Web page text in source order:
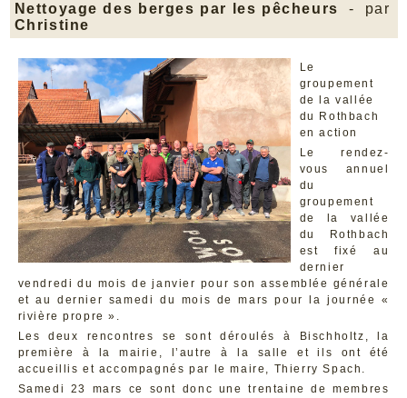
Nettoyage des berges par les pêcheurs
- par
Christine
Le
groupement
de la vallée
du Rothbach
en action
Le rendez-
vous annuel
du
groupement
de la vallée
du Rothbach
est fixé au
dernier
vendredi du mois de janvier pour son assemblée générale
et au dernier samedi du mois de mars pour la journée «
rivière propre ».
Les deux rencontres se sont déroulés à Bischholtz, la
première à la mairie, l’autre à la salle et ils ont été
accueillis et accompagnés par le maire, Thierry Spach.
Samedi 23 mars ce sont donc une trentaine de membres